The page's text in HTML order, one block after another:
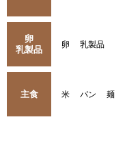
卵
乳製品
卵 乳製品
主食 米 パン 麺